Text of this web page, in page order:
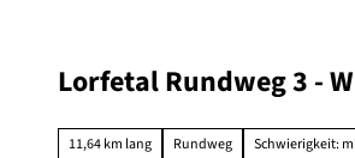
Lorfetal Rundweg 3 -
11,64 km lang Rundweg Schwierigkeit: